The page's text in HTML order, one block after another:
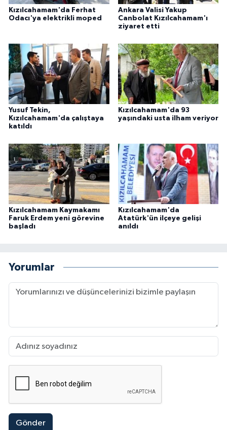
Kızılcahamam'da Ferhat
Odacı'ya elektrikli moped
Ankara Valisi Yakup
Canbolat Kızılcahamam'ı
ziyaret etti
Yusuf Tekin,
Kızılcahamam'da çalıştaya
katıldı
Kızılcahamam'da 93
yaşındaki usta ilham veriyor
Kızılcahamam Kaymakamı
Faruk Erdem yeni görevine
başladı
Kızılcahamam'da
Atatürk'ün ilçeye gelişi
anıldı
Yorumlar
Gönder